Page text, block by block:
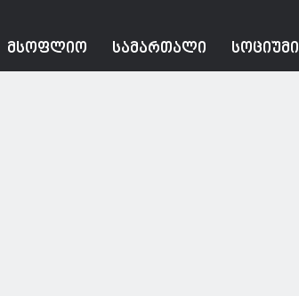
ᲛᲡᲝᲤᲚᲘᲝ ᲡᲐᲛᲐᲠᲗᲐᲚᲘ ᲡᲝᲪᲘᲣᲛᲘ